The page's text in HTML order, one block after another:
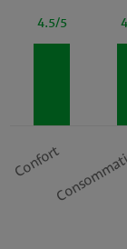
4.5/5
Confort